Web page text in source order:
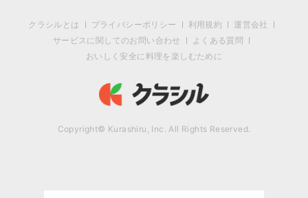
クラシルとは プライバシーポリシー 利用規約
運営会社
サービスに関してのお問い合わせ
よくある質問
おいしく安全に料理を楽しむために
Copyright© Kurashiru, Inc. All Rights Reserved.